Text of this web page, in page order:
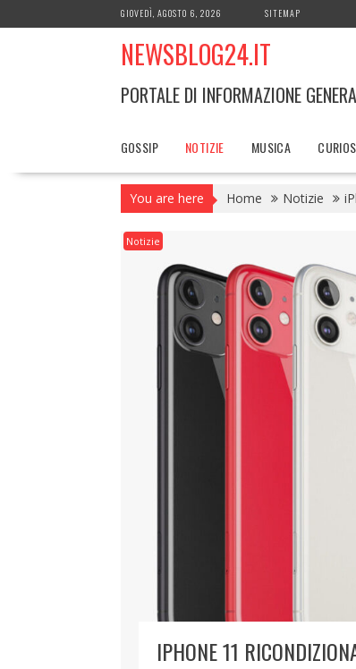
to
GIOVEDÌ, AGOSTO 6, 2026 SITEMAP
NEWSBLOG24.IT
PORTALE DI INFORMAZIONE
GOSSIP NOTIZIE MUSICA
You are here Home Notizie
Notizie
IPHONE 11